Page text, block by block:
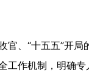
官、“十五五”开
工作机制，明确